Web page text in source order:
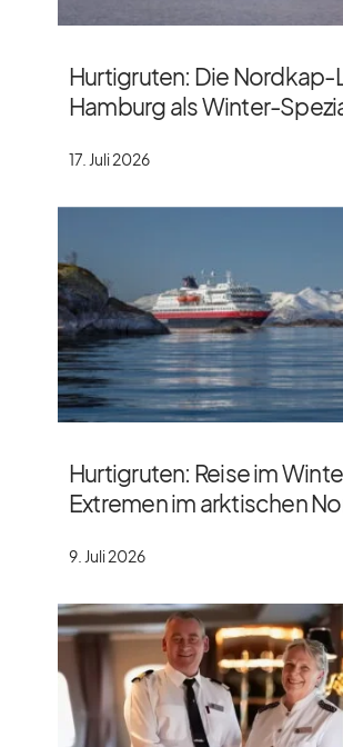
Hurtigruten: Die Nordkap-
Hamburg als Winter-
17. Juli 2026
Hurtigruten: Reise im
Extremen im arktischen
9. Juli 2026